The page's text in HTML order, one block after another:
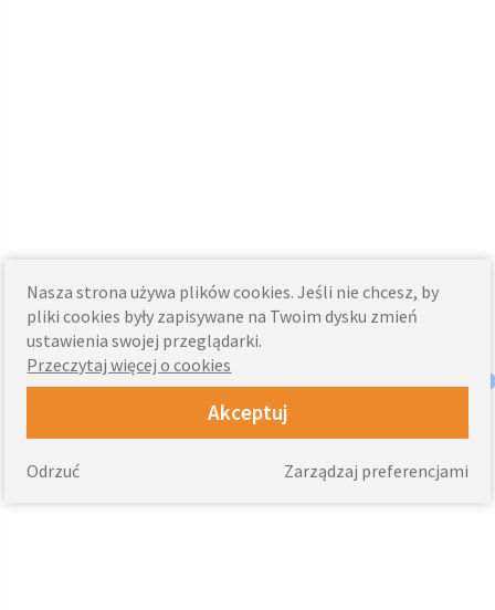
Nasza strona używa plików cookies. Jeśli nie chcesz, by
pliki cookies były zapisywane na Twoim dysku zmień
ustawienia swojej przeglądarki.
Przeczytaj więcej o cookies
Akceptuj
Zarządzaj preferencjami
Odrzuć